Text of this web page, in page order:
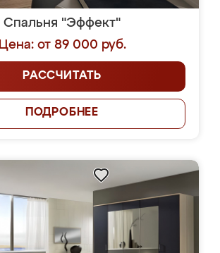
Спальня "Эффект"
Цена: от 89 000 руб.
РАССЧИТАТЬ
ПОДРОБНЕЕ